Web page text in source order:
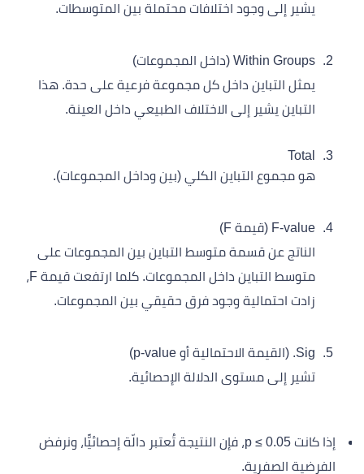
يشير إلى وجود اختلافات محتملة بين المتوسطات.
Within Groups (داخل المجموعات)
يمثل التباين داخل كل مجموعة فرعية على حدة. هذا
التباين يشير إلى الاختلاف الطبيعي داخل العينة.
Total
هو مجموع التباين الكلي (بين وداخل المجموعات).
F-value (قيمة F)
الناتج عن قسمة متوسط التباين بين المجموعات على
متوسط التباين داخل المجموعات. كلما ارتفعت قيمة F،
زادت احتمالية وجود فرق حقيقي بين المجموعات.
Sig. (القيمة الاحتمالية أو p-value)
تشير إلى مستوى الدلالة الإحصائية.
إذا كانت p ≤ 0.05، فإن النتيجة تُعتبر دالّة إحصائيًّا، ونرفض
الفرضية الصفرية.